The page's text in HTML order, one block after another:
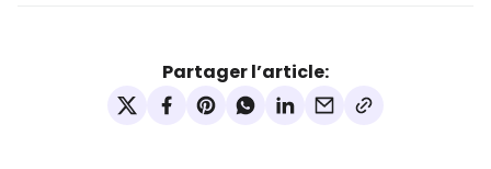
Partager l’article: